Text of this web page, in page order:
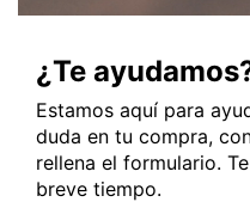
¿Te
Estamos aquí para
duda en tu compra,
rellena el formulario.
breve tiempo.